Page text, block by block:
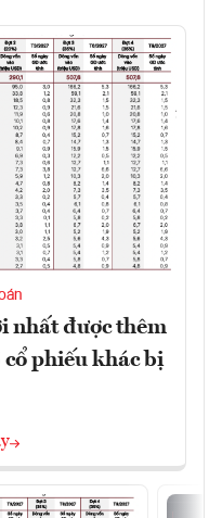
nhất được thêm
phiếu khác bị